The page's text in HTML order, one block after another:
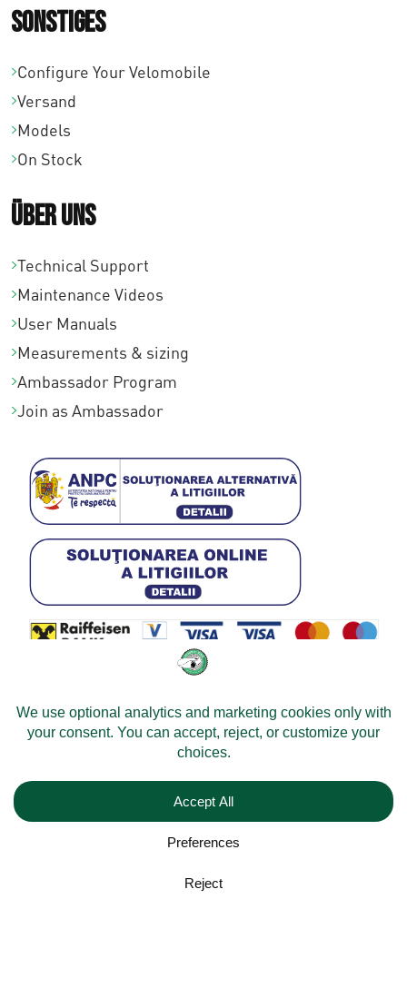
Sonstiges
Configure Your Velomobile
Versand
Models
On Stock
Über uns
Technical Support
Maintenance Videos
User Manuals
Measurements & sizing
Ambassador Program
Join as Ambassador
Velomobileworld.com
Web development by